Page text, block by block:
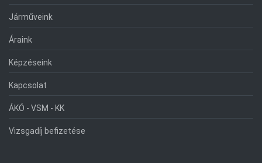
Járműveink
Áraink
Képzéseink
Kapcsolat
ÁKÓ - VSM - KK
Vizsgadíj befizetése